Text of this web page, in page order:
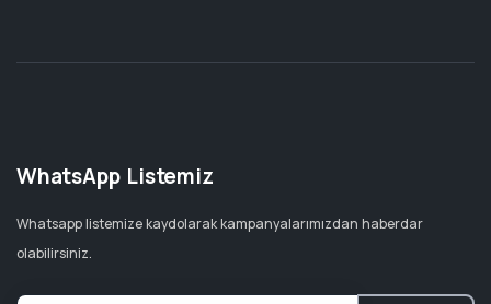
WhatsApp Listemiz
Whatsapp listemize kaydolarak kampanyalarımızdan haberdar
olabilirsiniz.